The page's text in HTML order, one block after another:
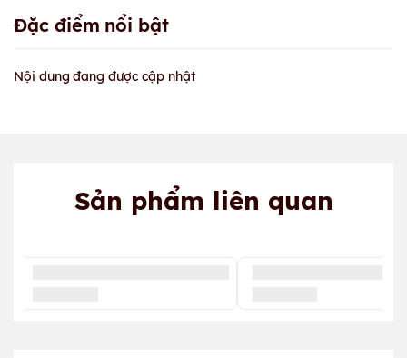
Đặc điểm nổi bật
Nội dung đang được cập nhật
Sản phẩm liên quan